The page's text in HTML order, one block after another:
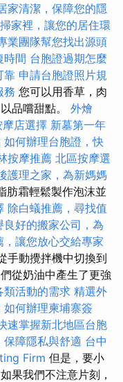
家清潔，保障您的隱
家裡，讓您的居住環
業團隊幫您找出源頭
時間 台胞證過期怎麼
靠 申請台胞證照片規
務 您可以用香草，肉
品嚐甜點。 外燴
摩店選擇 新墓第一年
如何辦理台胞證，快
按摩推薦 北區按摩選
護理之家，為新媽媽
肪霜輕鬆製作泡沫並
除白蟻推薦，尋找值
良好的搬家公司，為
讓您放心交給專家
手動攪拌機中切換到
從奶油中產生了更強
類活動的需求 精選外
如何辦理柬埔寨簽
速掌握新北地區台胞
障隱私與舒適 台中
Firm 但是，要小
果我們不注意片刻，